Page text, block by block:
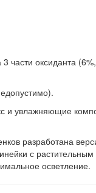
3 части оксиданта
и увлажняющие
разработана
с растительным
осветление.